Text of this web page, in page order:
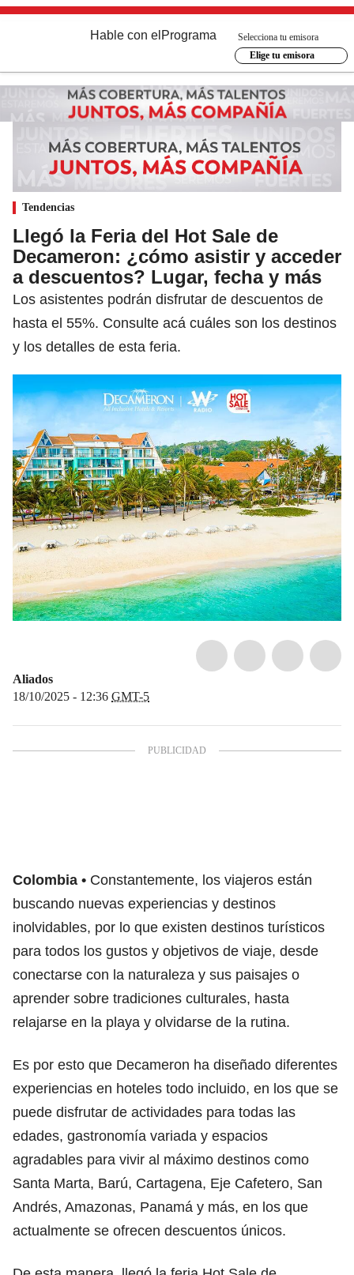
Hable con el Programa
Selecciona tu emisora
Elige tu emisora
Tendencias
Llegó la Feria del Hot Sale de
Decameron: ¿cómo asistir y acceder
a descuentos? Lugar, fecha y más
Los asistentes podrán disfrutar de descuentos de
hasta el 55%. Consulte acá cuáles son los destinos
y los detalles de esta feria.
Aliados
18/10/2025 - 12:36 GMT-5
Colombia
Constantemente, los viajeros están
buscando nuevas experiencias y destinos
inolvidables, por lo que existen destinos turísticos
para todos los gustos y objetivos de viaje, desde
conectarse con la naturaleza y sus paisajes o
aprender sobre tradiciones culturales, hasta
relajarse en la playa y olvidarse de la rutina.
Es por esto que Decameron ha diseñado diferentes
experiencias en hoteles todo incluido, en los que se
puede disfrutar de actividades para todas las
edades, gastronomía variada y espacios
agradables para vivir al máximo destinos como
Santa Marta, Barú, Cartagena, Eje Cafetero, San
Andrés, Amazonas, Panamá y más, en los que
actualmente se ofrecen descuentos únicos.